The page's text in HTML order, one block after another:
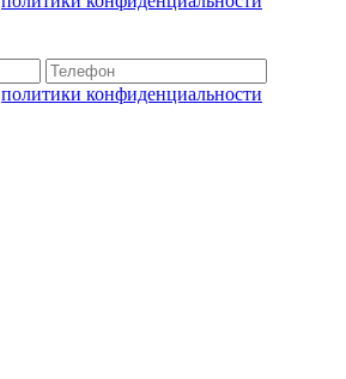
политики конфиденциальности